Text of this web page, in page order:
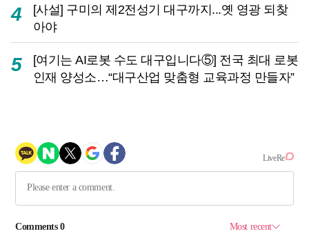
4
[사설] 구미의 제2전성기 대구까지...옛 영광 되찾
아야
5
[여기는 AI로봇 수도 대구입니다⑤] 전국 최대 로봇
인재 양성소…“대구산업 맞춤형 교육과정 만들자”